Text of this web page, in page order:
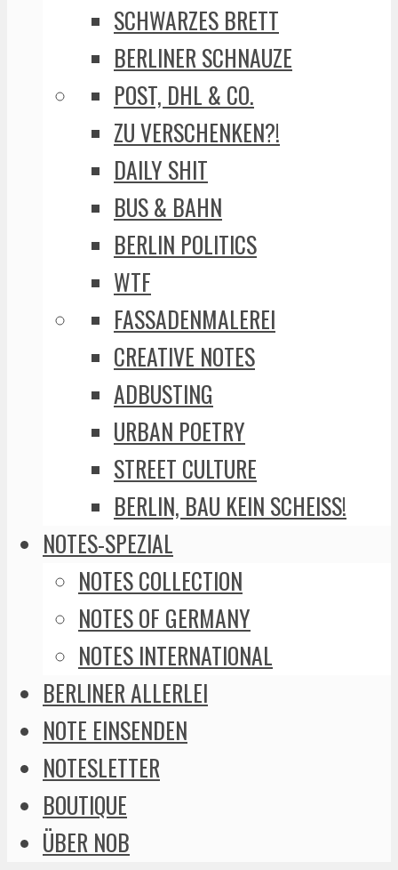
SCHWARZES BRETT
BERLINER SCHNAUZE
POST, DHL & CO.
ZU VERSCHENKEN?!
DAILY SHIT
BUS & BAHN
BERLIN POLITICS
WTF
FASSADENMALEREI
CREATIVE NOTES
ADBUSTING
URBAN POETRY
STREET CULTURE
BERLIN, BAU KEIN SCHEISS!
NOTES-SPEZIAL
NOTES COLLECTION
NOTES OF GERMANY
NOTES INTERNATIONAL
BERLINER ALLERLEI
NOTE EINSENDEN
NOTESLETTER
BOUTIQUE
ÜBER NOB